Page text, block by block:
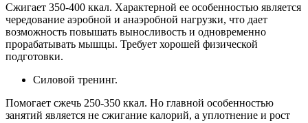
Сжигает 350-400 ккал. Характерной ее особенностью является
чередование аэробной и анаэробной нагрузки, что дает
возможность повышать выносливость и одновременно
прорабатывать мышцы. Требует хорошей физической
подготовки.
Силовой тренинг.
Помогает сжечь 250-350 ккал. Но главной особенностью
занятий является не сжигание калорий, а уплотнение и рост